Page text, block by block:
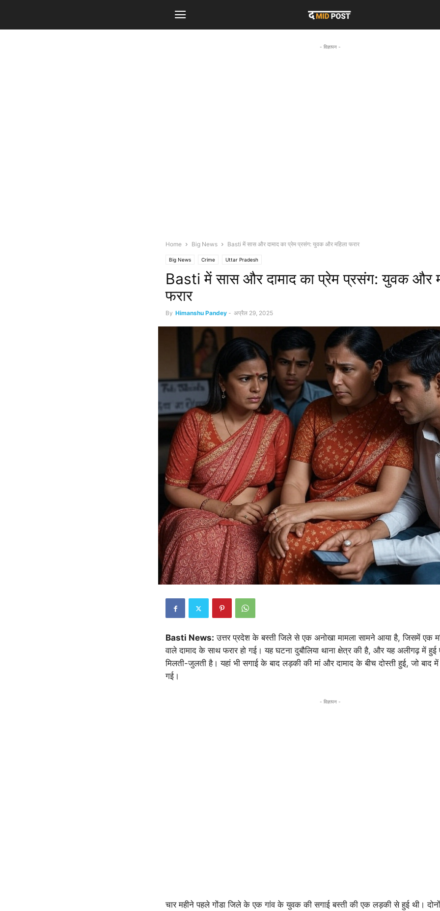
- विज्ञापन -
Home Big News Basti में सास और दामाद का प्रेम प्रसंग: युवक और महिला फरार
Big News Crime Uttar Pradesh
Basti में सास और दामाद का प्रेम प्रसंग: युवक और
फरार
By Himanshu Pandey - अप्रैल 29, 2025
Basti News: उत्तर प्रदेश के बस्ती जिले से एक अनोखा मामला सामने आया है, जिसमें एक
वाले दामाद के साथ फरार हो गई। यह घटना दुबौलिया थाना क्षेत्र की है, और यह अलीगढ़ में
मिलती-जुलती है। यहां भी सगाई के बाद लड़की की मां और दामाद के बीच दोस्ती हुई, जो बाद
गई।
- विज्ञापन -
चार महीने पहले गोंडा जिले के एक गांव के युवक की सगाई बस्ती की एक लड़की से हुई थी।